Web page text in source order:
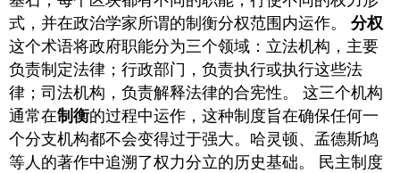
政
党
式，并在政治学家所谓的制衡分权范围内运作。分权
这个术语将政府职能分为三个领域：立法机构，主要
负责制定法律；行政部门，负责执行或执行这些法
律；司法机构，负责解释法律的合宪性。 这三个机构
通常在制衡的过程中运作，这种制度旨在确保任何一
个分支机构都不会变得过于强大。哈灵顿、孟德斯鸠
等人的著作中追溯了权力分立的历史基础。 民主制度